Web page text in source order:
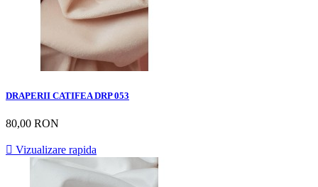
DRAPERII CATIFEA DRP 053
80,00 RON
 Vizualizare rapida